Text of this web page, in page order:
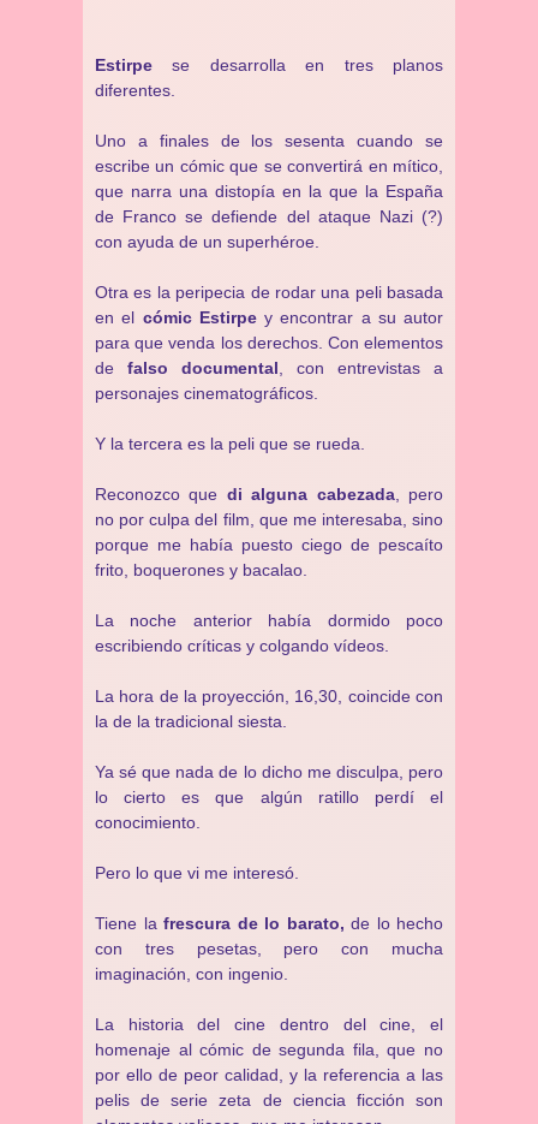
Estirpe se desarrolla en tres planos
diferentes.
Uno a finales de los sesenta cuando se
escribe un cómic que se convertirá en mítico,
que narra una distopía en la que la España
de Franco se defiende del ataque Nazi (?)
con ayuda de un superhéroe.
Otra es la peripecia de rodar una peli basada
en el cómic Estirpey encontrar a su autor
para que venda los derechos. Con elementos
de falso documental , con entrevistas a
personajes cinematográficos.
Y la tercera es la peli que se rueda.
Reconozco que di alguna cabezada, pero
no por culpa del film, que me interesaba, sino
porque me había puesto ciego de pescaíto
frito, boquerones y bacalao.
La noche anterior había dormido poco
escribiendo críticas y colgando vídeos.
La hora de la proyección, 16,30, coincide con
la de la tradicional siesta.
Ya sé que nada de lo dicho me disculpa, pero
lo cierto es que algún ratillo perdí el
conocimiento.
Pero lo que vi me interesó.
Tiene la frescura de lo barato, de lo hecho
con tres pesetas, pero con mucha
imaginación, con ingenio.
La historia del cine dentro del cine, el
homenaje al cómic de segunda fila, que no
por ello de peor calidad, y la referencia a las
pelis de serie zeta de ciencia ficción son